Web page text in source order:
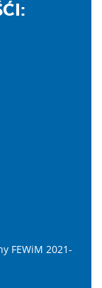
FEWiM 2021-